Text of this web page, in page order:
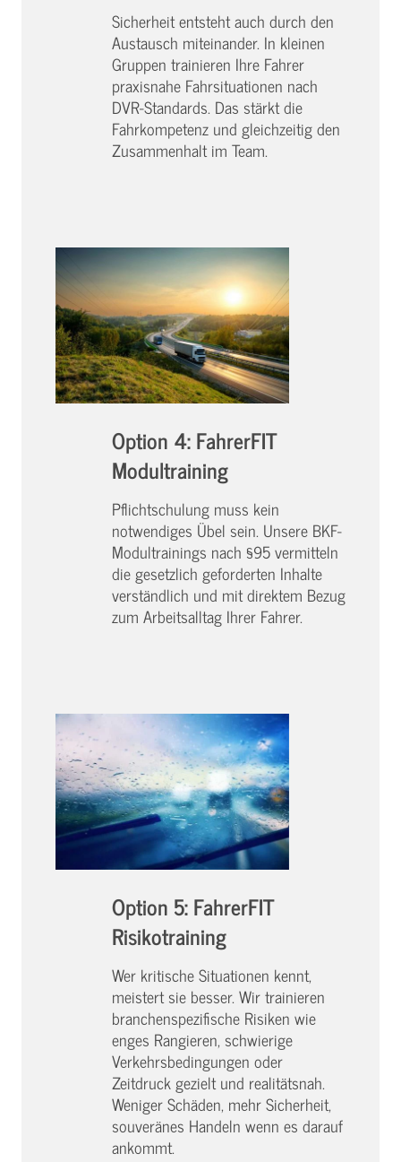
Sicherheit entsteht auch durch den
Austausch miteinander. In kleinen
Gruppen trainieren Ihre Fahrer
praxisnahe Fahrsituationen nach
DVR-Standards. Das stärkt die
Fahrkompetenz und gleichzeitig den
Zusammenhalt im Team.
Option 4: FahrerFIT
Modultraining
Pflichtschulung muss kein
notwendiges Übel sein. Unsere BKF-
Modultrainings nach §95 vermitteln
die gesetzlich geforderten Inhalte
verständlich und mit direktem Bezug
zum Arbeitsalltag Ihrer Fahrer.
Option 5: FahrerFIT
Risikotraining
Wer kritische Situationen kennt,
meistert sie besser. Wir trainieren
branchenspezifische Risiken wie
enges Rangieren, schwierige
Verkehrsbedingungen oder
Zeitdruck gezielt und realitätsnah.
Weniger Schäden, mehr Sicherheit,
souveränes Handeln wenn es darauf
ankommt.